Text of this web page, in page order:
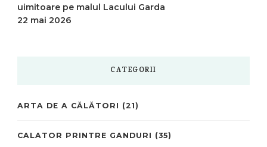
uimitoare pe malul Lacului Garda
22 mai 2026
CATEGORII
ARTA DE A CĂLĂTORI (21)
CALATOR PRINTRE GANDURI (35)